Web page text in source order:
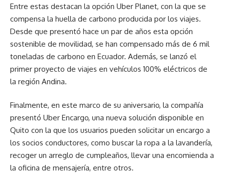
Entre estas destacan la opción Uber Planet, con la que se
compensa la huella de carbono producida por los viajes.
Desde que presentó hace un par de años esta opción
sostenible de movilidad, se han compensado más de 6 mil
toneladas de carbono en Ecuador. Además, se lanzó el
primer proyecto de viajes en vehículos 100% eléctricos de
la región Andina.
Finalmente, en este marco de su aniversario, la compañía
presentó Uber Encargo, una nueva solución disponible en
Quito con la que los usuarios pueden solicitar un encargo a
los socios conductores, como buscar la ropa a la lavandería,
recoger un arreglo de cumpleaños, llevar una encomienda a
la oficina de mensajería, entre otros.